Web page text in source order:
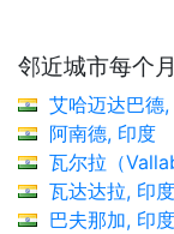
邻近城市每个
艾哈迈达巴德
阿南德, 印度
瓦尔拉（
瓦达达拉, 印度
巴夫那加, 印度